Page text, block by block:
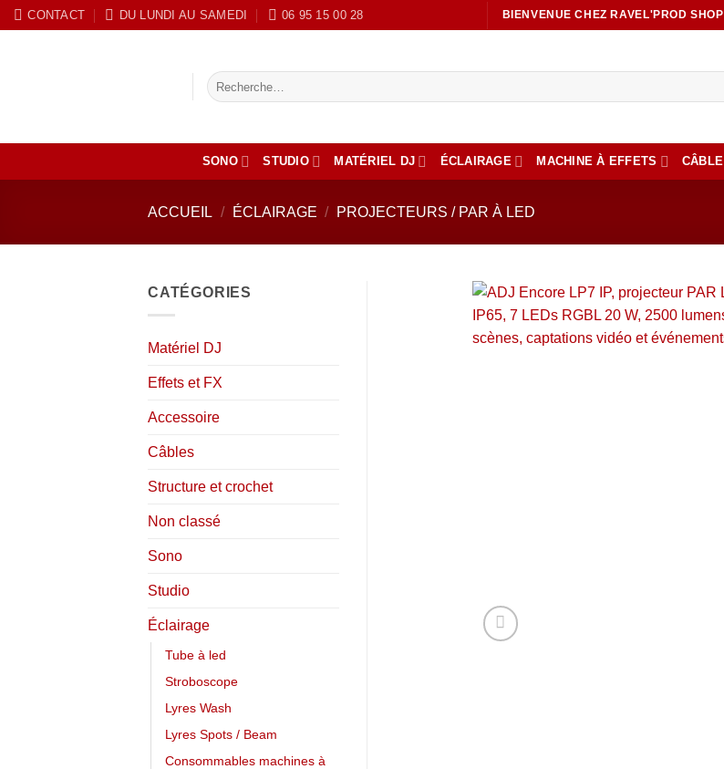
Passer
au
CONTACT DU LUNDI AU SAMEDI ‭06 95 15 00 28 BIENVENUE CHEZ RAVEL'PROD SHOP
Recherche
pour :
SONO STUDIO MATÉRIEL DJ ÉCLAIRAGE MACHINE À EFFETS CÂBLE
ACCUEIL / ÉCLAIRAGE / PROJECTEURS / PAR À LED
CATÉGORIES
Matériel DJ
Effets et FX
Accessoire
Câbles
Structure et crochet
Non classé
Sono
Studio
Éclairage
Tube à led
Stroboscope
Lyres Wash
Lyres Spots / Beam
Consommables machines à